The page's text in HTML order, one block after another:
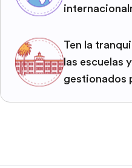
Ten la
las escuelas
gestionados